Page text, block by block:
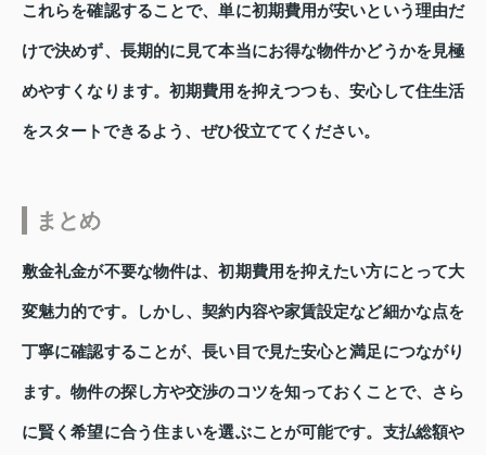
これらを確認することで、単に初期費用が安いという理由だ
けで決めず、長期的に見て本当にお得な物件かどうかを見極
めやすくなります。初期費用を抑えつつも、安心して住生活
をスタートできるよう、ぜひ役立ててください。
まとめ
敷金礼金が不要な物件は、初期費用を抑えたい方にとって大
変魅力的です。しかし、契約内容や家賃設定など細かな点を
丁寧に確認することが、長い目で見た安心と満足につながり
ます。物件の探し方や交渉のコツを知っておくことで、さら
に賢く希望に合う住まいを選ぶことが可能です。支払総額や